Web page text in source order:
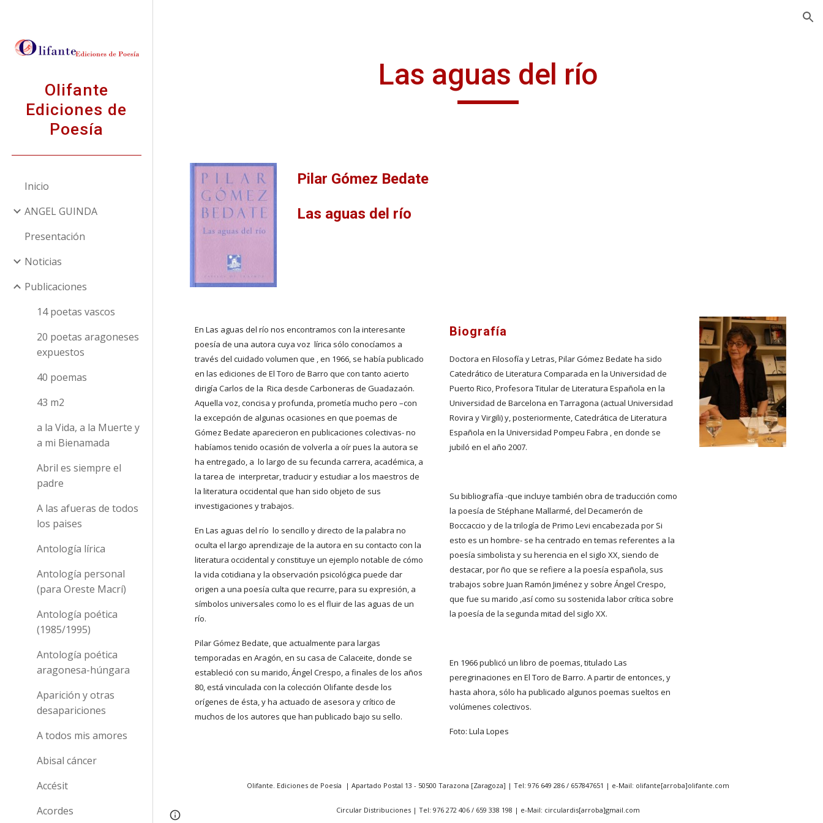
Olifante
Ediciones de
Poesía
Inicio
ANGEL GUINDA
Presentación
Noticias
Publicaciones
14 poetas vascos
20 poetas aragoneses
expuestos
40 poemas
43 m2
a la Vida, a la Muerte y
a mi Bienamada
Abril es siempre el
padre
A las afueras de todos
los paises
Antología lírica
Antología personal
(para Oreste Macrí)
Antología poética
(1985/1995)
Antología poética
aragonesa-húngara
Aparición y otras
desapariciones
A todos mis amores
Abisal cáncer
Accésit
Acordes
Las aguas del río
Pilar Gómez Bedate
Las aguas del río
En Las aguas del río nos encontramos con la interesante
poesía de una autora cuya voz  lírica sólo conocíamos a
través del cuidado volumen que , en 1966, se había publicado
en las ediciones de El Toro de Barro que con tanto acierto
dirigía Carlos de la  Rica desde Carboneras de Guadazaón.
Aquella voz, concisa y profunda, prometía mucho pero –con
la excepción de algunas ocasiones en que poemas de
Gómez Bedate aparecieron en publicaciones colectivas- no
habíamos tenido ocasión de volverla a oír pues la autora se
ha entregado, a  lo largo de su fecunda carrera, académica, a
la tarea de  interpretar, traducir y estudiar a los maestros de
la literatura occidental que han sido objeto de sus
investigaciones y trabajos.
En Las aguas del río  lo sencillo y directo de la palabra no
oculta el largo aprendizaje de la autora en su contacto con la
literatura occidental y constituye un ejemplo notable de cómo
la vida cotidiana y la observación psicológica puede dar
origen a una poesía culta que recurre, para su expresión, a
símbolos universales como lo es el fluir de las aguas de un
río.
Pilar Gómez Bedate, que actualmente para largas
temporadas en Aragón, en su casa de Calaceite, donde se
estableció con su marido, Ángel Crespo, a finales de los años
80, está vinculada con la colección Olifante desde los
orígenes de ésta, y ha actuado de asesora y crítico de
muchos de los autores que han publicado bajo su sello.
Biografía
Doctora en Filosofía y Letras, Pilar Gómez Bedate ha sido
Catedrático de Literatura Comparada en la Universidad de
Puerto Rico, Profesora Titular de Literatura Española en la
Universidad de Barcelona en Tarragona (actual Universidad
Rovira y Virgili) y, posteriormente, Catedrática de Literatura
Española en la Universidad Pompeu Fabra , en donde se
jubiló en el año 2007.
Su bibliografía -que incluye también obra de traducción como
la poesía de Stéphane Mallarmé, del Decamerón de
Boccaccio y de la trilogía de Primo Levi encabezada por Si
esto es un hombre- se ha centrado en temas referentes a la
poesía simbolista y su herencia en el siglo XX, siendo de
destacar, por ño que se refiere a la poesía española, sus
trabajos sobre Juan Ramón Jiménez y sobre Ángel Crespo,
que fue su marido ,así como su sostenida labor crítica sobre
la poesía de la segunda mitad del siglo XX.
En 1966 publicó un libro de poemas, titulado Las
peregrinaciones en El Toro de Barro. A partir de entonces, y
hasta ahora, sólo ha publicado algunos poemas sueltos en
volúmenes colectivos.
Foto: Lula Lopes
Olifante. Ediciones de Poesía | Apartado Postal 13 - 50500 Tarazona [Zaragoza] | Tel: 976 649 286 / 657847651 | e-Mail: olifante[arroba]olifante.com
Circular Distribuciones | Tel: 976 272 406 / 659 338 198 | e-Mail: circulardis[arroba]gmail.com